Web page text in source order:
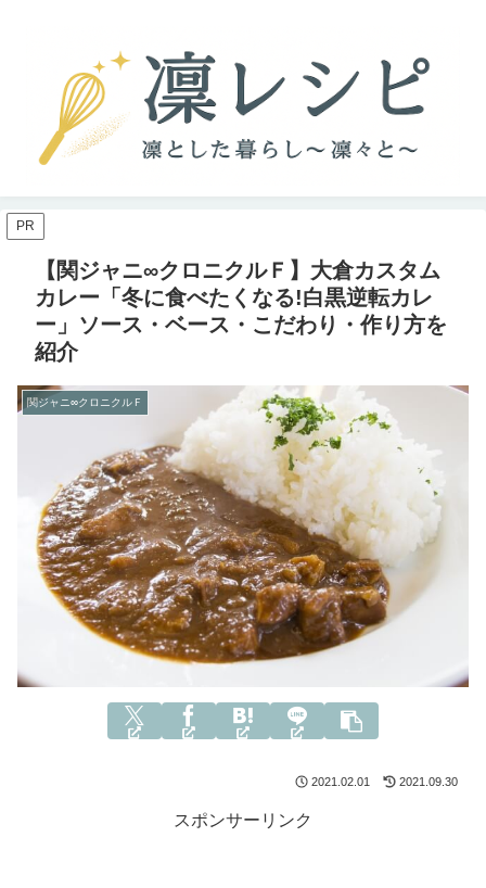
PR
【関ジャニ∞クロニクルＦ】大倉カスタム
カレー「冬に食べたくなる!白黒逆転カレ
ー」ソース・ベース・こだわり・作り方を
紹介
関ジャニ∞クロニクルＦ
2021.02.01 2021.09.30
スポンサーリンク